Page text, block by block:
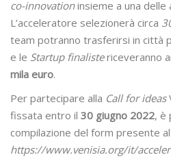
co-innovationinsieme a una delle
L’acceleratore selezionerà circa
team potranno trasferirsi in città
e le Startup finalistericeveranno
mila euro.
Per partecipare alla Call for ideas
fissata entro il 30 giugno 2022, è
compilazione del form presente
https://www.venisia.org/it/